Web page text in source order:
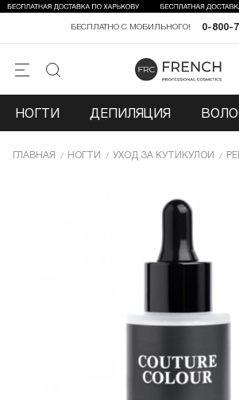
0-800-
БЕСПЛАТНО С МОБИЛЬНОГО!
НОГТИ ДЕПИЛЯЦИЯ
ГЛАВНАЯ НОГТИ УХОД ЗА КУТИКУЛОЙ